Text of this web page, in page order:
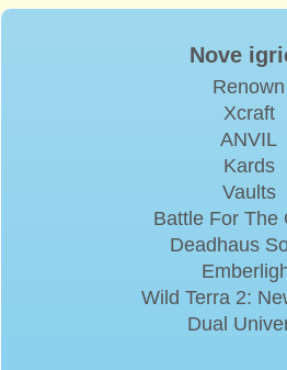
Nove
Renown
Xcraft
ANVIL
Kards
Vaults
Battle For The
Deadhaus
Wild Terra 2:
Dual